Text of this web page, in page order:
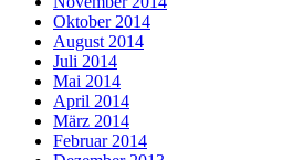
Oktober 2014
August 2014
Juli 2014
Mai 2014
April 2014
März 2014
Februar 2014